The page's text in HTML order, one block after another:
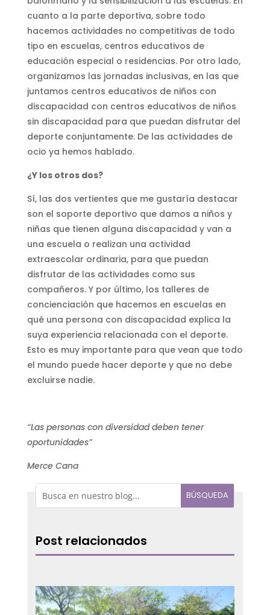
cuanto a la parte deportiva, sobre todo
hacemos actividades no competitivas de todo
tipo en escuelas, centros educativos de
educación especial o residencias. Por otro lado,
organizamos las jornadas inclusivas, en las que
juntamos centros educativos de niños con
discapacidad con centros educativos de niños
sin discapacidad para que puedan disfrutar del
deporte conjuntamente. De las actividades de
ocio ya hemos hablado.
¿Y los otros dos?
Sí, las dos vertientes que me gustaría destacar
son el soporte deportivo que damos a niños y
niñas que tienen alguna discapacidad y van a
una escuela o realizan una actividad
extraescolar ordinaria, para que puedan
disfrutar de las actividades como sus
compañeros. Y por último, los talleres de
concienciación que hacemos en escuelas en
qué una persona con discapacidad explica la
suya experiencia relacionada con el deporte.
Esto es muy importante para que vean que todo
el mundo puede hacer deporte y que no debe
excluirse nadie.
“Las personas con diversidad deben tener
oportunidades”
Merce Cana
Post relacionados